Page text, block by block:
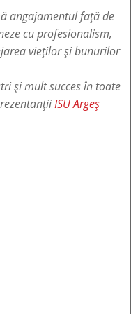
angajamentul față de
cu profesionalism,
vieților și bunurilor
și mult succes în toate
ISU Argeș